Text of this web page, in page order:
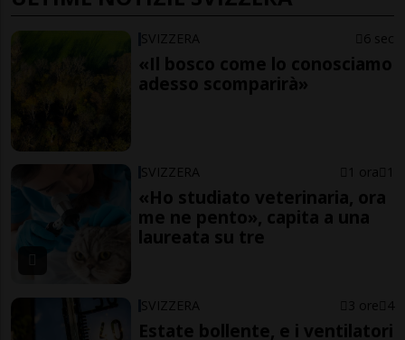
SVIZZERA 6 sec
«Il bosco come lo conosciamo
adesso scomparirà»
SVIZZERA 1 ora 1
«Ho studiato veterinaria, ora
me ne pento», capita a una
laureata su tre
SVIZZERA 3 ore 4
Estate bollente, e i ventilatori